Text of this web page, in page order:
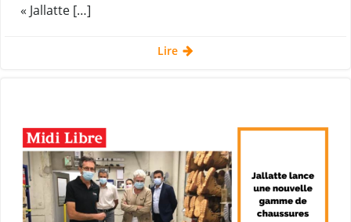
« Jallatte […]
Lire